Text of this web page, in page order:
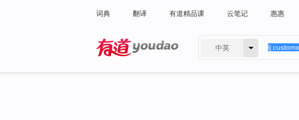
词典 翻译 有道精品课 云笔记 惠惠
中英